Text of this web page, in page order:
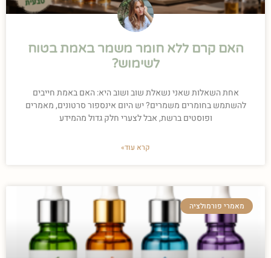
האם קרם ללא חומר משמר באמת בטוח
לשימוש?
אחת השאלות שאני נשאלת שוב ושוב היא: האם באמת חייבים
להשתמש בחומרים משמרים? יש היום אינספור סרטונים, מאמרים
ופוסטים ברשת, אבל לצערי חלק גדול מהמידע
קרא עוד»
מאמרי פורמולציה